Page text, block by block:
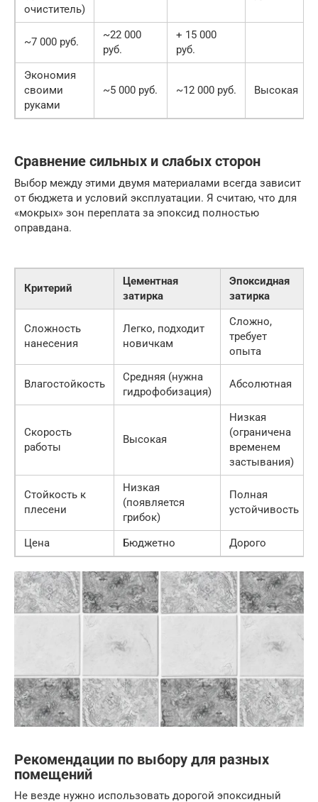
очиститель)
~7 000 руб.
~22 000
руб.
+ 15 000
руб.
Экономия
своими
руками
~5 000 руб. ~12 000 руб. Высокая
Сравнение сильных и слабых сторон
Выбор между этими двумя материалами всегда зависит
от бюджета и условий эксплуатации. Я считаю, что для
«мокрых» зон переплата за эпоксид полностью
оправдана.
Критерий
Цементная
затирка
Эпоксидная
затирка
Сложность
нанесения
Легко, подходит
новичкам
Сложно,
требует
опыта
Влагостойкость
Средняя (нужна
гидрофобизация)
Абсолютная
Скорость
работы
Высокая
Низкая
(ограничена
временем
застывания)
Стойкость к
плесени
Низкая
(появляется
грибок)
Полная
устойчивость
Цена Бюджетно Дорого
Рекомендации по выбору для разных
помещений
Не везде нужно использовать дорогой эпоксидный